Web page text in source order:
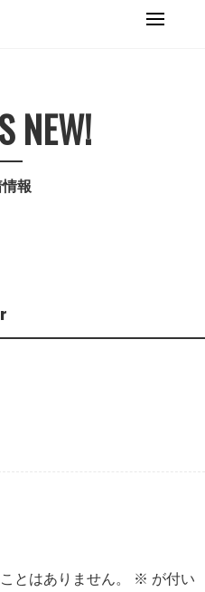
Primary
NEW!
報
とはありません。 ※ が付い